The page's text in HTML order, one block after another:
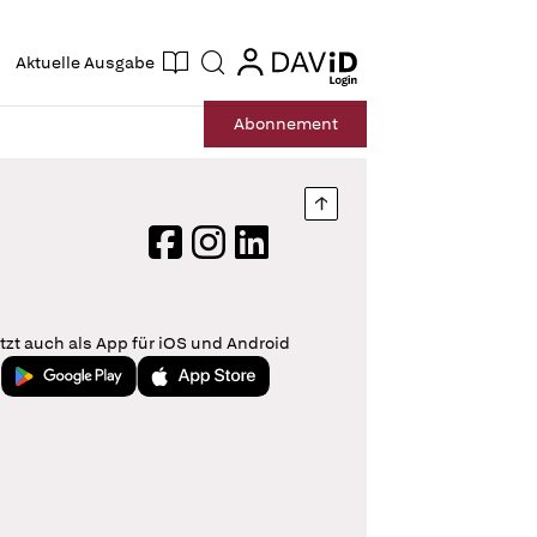
Aktuelle Ausgabe Suche login
login
Abonnement
Nach oben springen
FacebookInstagram
LinkedIn
auch als App für iOS und Android
Jetzt bei Google PlayLaden im App Store